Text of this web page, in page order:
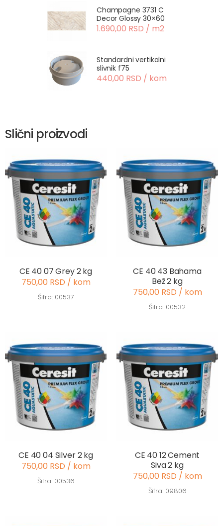
Champagne 3731 C
Decor Glossy 30×60
1.690,00 RSD / m2
Standardni vertikalni
slivnik f75
440,00 RSD / kom
Slični proizvodi
CE 40 07 Grey 2 kg
750,00 RSD / kom
Šifra: 00537
CE 40 43 Bahama
Bež 2 kg
750,00 RSD / kom
Šifra: 00532
CE 40 04 Silver 2 kg
750,00 RSD / kom
Šifra: 00536
CE 40 12 Cement
Siva 2 kg
750,00 RSD / kom
Šifra: 09806